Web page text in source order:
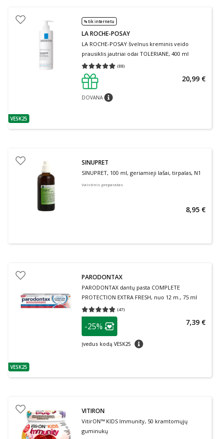
patarimas
VESK25
% tik internetu
LA ROCHE-POSAY
LA ROCHE-POSAY švelnus kreminis veido
prausiklis jautriai odai TOLERIANE, 400 ml
(88)
Vidutinis įvertinimas 4.91
DOVANApatarimas
20,99 €
SINUPRET
SINUPRET, 100 ml, geriamieji lašai, tirpalas, N1
Vaistinis preparatas
8,95 €
patarimas
VESK25
PARODONTAX
PARODONTAX dantų pasta COMPLETE
PROTECTION EXTRA FRESH, nuo 12 m., 75 ml
(47)
Vidutinis įvertinimas 4.79
patarimas
Lojalumo klubo narių nuolaida
-25%
Įvedus kodą VESK25 patarimas
7,39 €
VITIRON
VitirON™ KIDS Immunity, 50 kramtomųjų
guminukų